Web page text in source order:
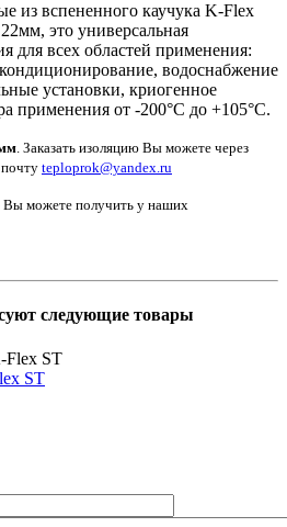
из вспененного каучука K-Flex
это универсальная
для всех областей применения:
водоснабжение
установки, криогенное
применения от -200°С до +105°С.
. Заказать изоляцию Вы можете через
teploprok@yandex.ru
можете получить у наших
следующие товары
ST